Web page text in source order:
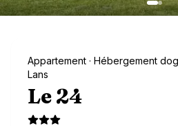
Appartement · Hébergement
Lans
Le 24